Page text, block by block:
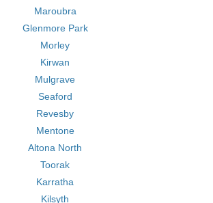
Maroubra
Glenmore Park
Morley
Kirwan
Mulgrave
Seaford
Revesby
Mentone
Altona North
Toorak
Karratha
Kilsyth